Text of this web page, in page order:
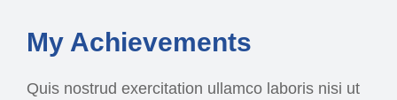
My Achievements
Quis nostrud exercitation ullamco laboris nisi ut